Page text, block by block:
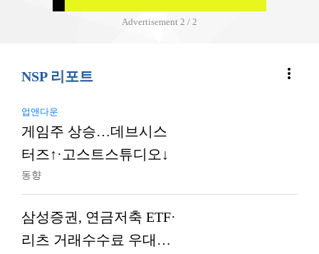
Advertisement 2 / 2
NSP 리포트 more_vert
업앤다운
게임주 상승…데브시스
터즈↑·고스트스튜디오↓
동향
삼성증권, 연금저축 ETF·
리츠 거래수수료 우대…